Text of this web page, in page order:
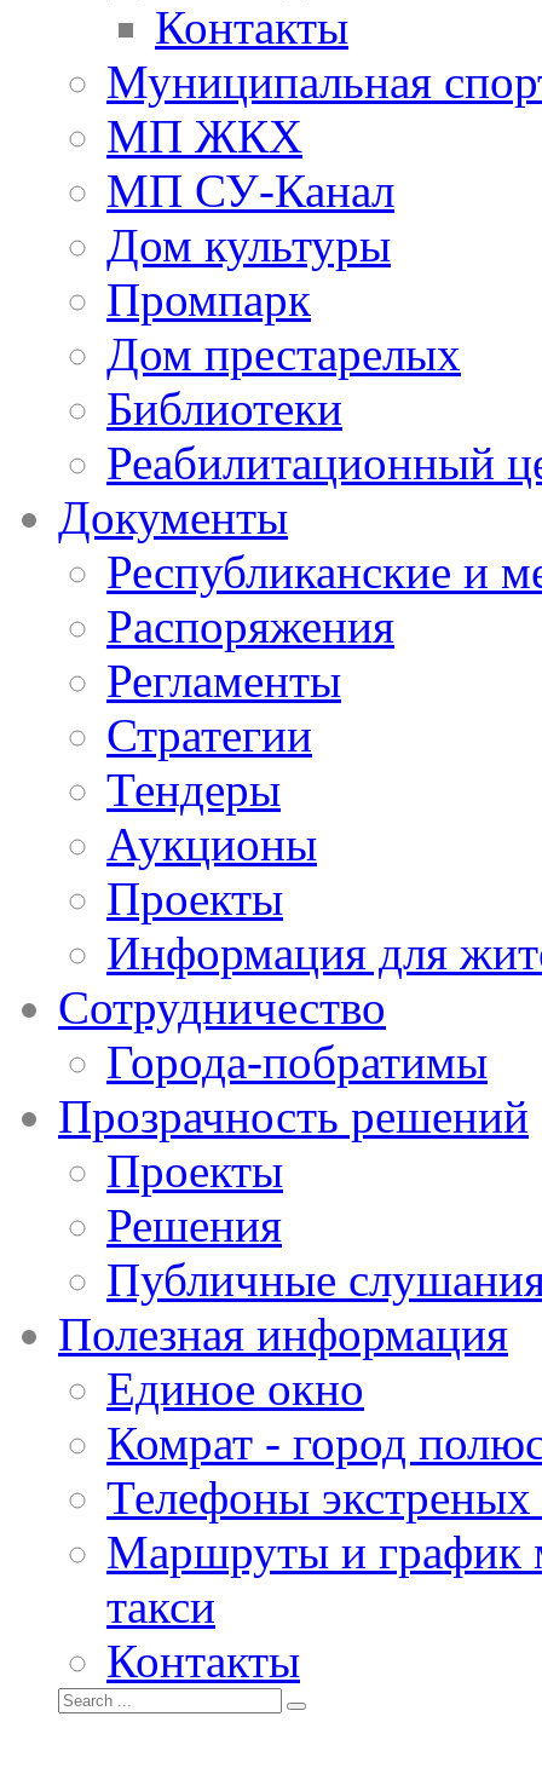
Контакты
Муниципальная
МП ЖКХ
МП СУ-Канал
Дом культуры
Промпарк
Дом престарелых
Библиотеки
Реабилитационный
Документы
Республиканские и
Распоряжения
Регламенты
Стратегии
Тендеры
Аукционы
Проекты
Информация для
Сотрудничество
Города-побратимы
Прозрачность решений
Проекты
Решения
Публичные
Полезная информация
Единое окно
Комрат - город
Телефоны
Маршруты и график
такси
Контакты